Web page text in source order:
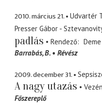
2010. március 21.
Udvartér
Presser Gábor -
padlás
Rendező
Barrabás, B.
Révész
2009. december 31.
A nagy utazás
Főszereplő